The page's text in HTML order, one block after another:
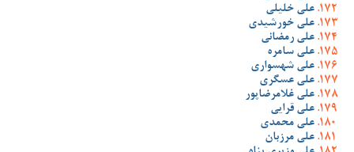
علی خلیلی
علی خورشیدی
علی رمضانی
علی سامره
علی شهسواری
علی عسگری
علی غلامرضاپور
علی قرایی
علی محمدی
علی مرزبان